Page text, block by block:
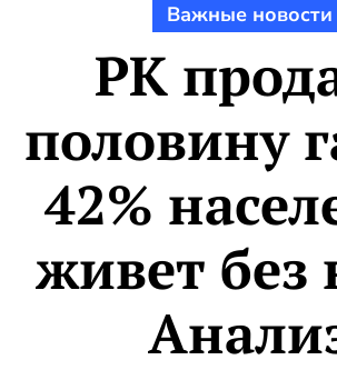
Важные новости
РК
половину
42%
живет без